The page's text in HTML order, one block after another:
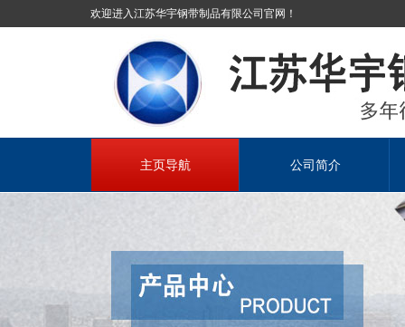
欢迎进入江苏华宇钢带制品有限公司官网！
主页导航 公司简介